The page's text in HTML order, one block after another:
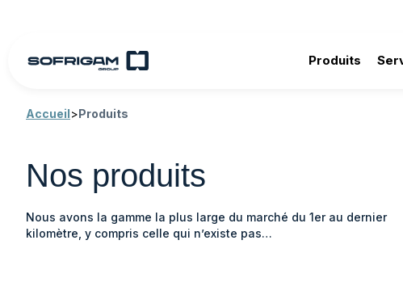
Produits
Accueil>Produits
Nos produits
Nous avons la gamme la plus large du marché du 1er au dernier
kilomètre, y compris celle qui n’existe pas…